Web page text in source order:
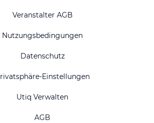
Veranstalter AGB
Nutzungsbedingungen
Datenschutz
Einstellungen
Utiq Verwalten
AGB